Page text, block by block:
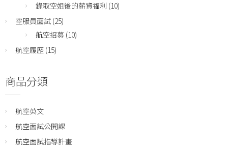
錄取空姐後的薪資福利 (10)
空服員面試 (25)
航空招募 (10)
航空履歷 (15)
商品分類
航空英文
航空面試公開課
航空面試指導計畫